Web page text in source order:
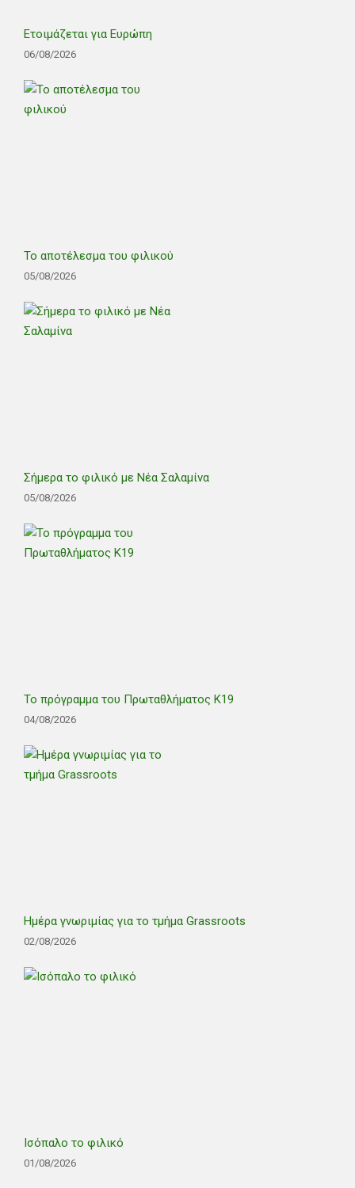
Ετοιμάζεται για Ευρώπη
06/08/2026
Το αποτέλεσμα του φιλικού
05/08/2026
Σήμερα το φιλικό με Νέα Σαλαμίνα
05/08/2026
Το πρόγραμμα του Πρωταθλήματος Κ19
04/08/2026
Ημέρα γνωριμίας για το τμήμα Grassroots
02/08/2026
Ισόπαλο το φιλικό
01/08/2026